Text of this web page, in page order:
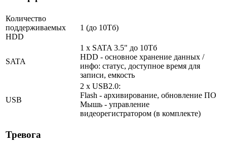
Количество
поддерживаемых
HDD
1 (до 10Тб)
SATA
1 x SATA 3.5" до 10Тб
HDD - основное хранение данных /
инфо: статус, доступное время для
записи, емкость
USB
2 x USB2.0:
Flash - архивирование, обновление ПО
Мышь - управление
видеорегистратором (в комплекте)
Тревога